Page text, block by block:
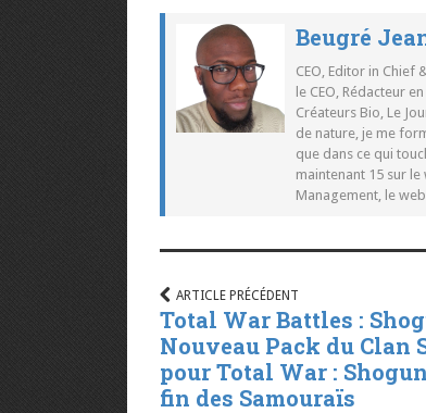
Beugré
CEO, Editor in Chief
le CEO, Rédacteur
Créateurs Bio, Le
de nature, je me
que dans ce qui
maintenant 15 sur
Management, le
ARTICLE PRÉCÉDENT
Total War Battles :
Nouveau Pack du Clan
pour Total War :
fin des Samouraïs